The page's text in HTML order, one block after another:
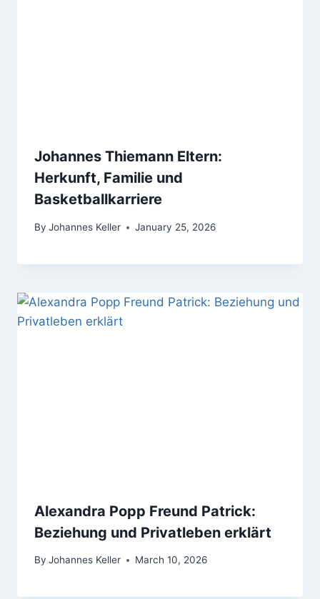
Johannes Thiemann Eltern:
Herkunft, Familie und
Basketballkarriere
By Johannes Keller January 25, 2026
Alexandra Popp Freund Patrick:
Beziehung und Privatleben erklärt
By Johannes Keller March 10, 2026